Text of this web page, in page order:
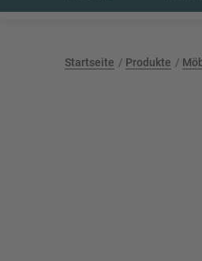
Startseite Produkte